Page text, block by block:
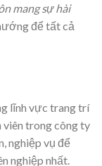
mang sự hài
để tất cả
lĩnh vực trang trí
viên trong công ty
nghiệp vụ để
nghiệp nhất.